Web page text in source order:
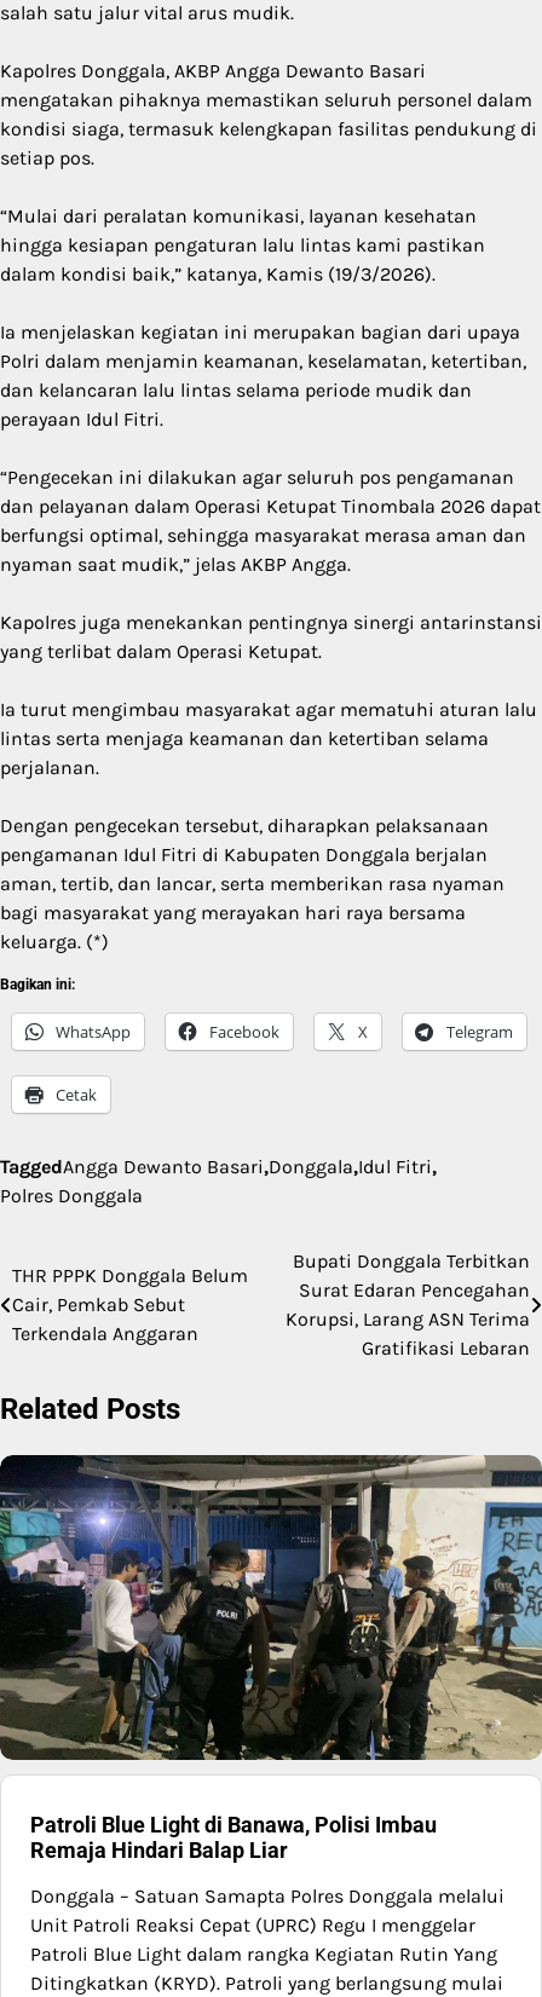
salah satu jalur vital arus mudik.
Kapolres Donggala, AKBP Angga Dewanto Basari
mengatakan pihaknya memastikan seluruh personel dalam
kondisi siaga, termasuk kelengkapan fasilitas pendukung di
setiap pos.
“Mulai dari peralatan komunikasi, layanan kesehatan
hingga kesiapan pengaturan lalu lintas kami pastikan
dalam kondisi baik,” katanya, Kamis (19/3/2026).
Ia menjelaskan kegiatan ini merupakan bagian dari upaya
Polri dalam menjamin keamanan, keselamatan, ketertiban,
dan kelancaran lalu lintas selama periode mudik dan
perayaan Idul Fitri.
“Pengecekan ini dilakukan agar seluruh pos pengamanan
dan pelayanan dalam Operasi Ketupat Tinombala 2026 dapat
berfungsi optimal, sehingga masyarakat merasa aman dan
nyaman saat mudik,” jelas AKBP Angga.
Kapolres juga menekankan pentingnya sinergi antarinstansi
yang terlibat dalam Operasi Ketupat.
Ia turut mengimbau masyarakat agar mematuhi aturan lalu
lintas serta menjaga keamanan dan ketertiban selama
perjalanan.
Dengan pengecekan tersebut, diharapkan pelaksanaan
pengamanan Idul Fitri di Kabupaten Donggala berjalan
aman, tertib, dan lancar, serta memberikan rasa nyaman
bagi masyarakat yang merayakan hari raya bersama
keluarga. (*)
Bagikan ini:
WhatsApp Facebook X Telegram
Cetak
TaggedAngga Dewanto Basari,Donggala,Idul Fitri,
Polres Donggala
Navigasi
pos
THR PPPK Donggala Belum
Cair, Pemkab Sebut
Terkendala Anggaran
Bupati Donggala Terbitkan
Surat Edaran Pencegahan
Korupsi, Larang ASN Terima
Gratifikasi Lebaran
Related Posts
Patroli Blue Light di Banawa, Polisi Imbau
Remaja Hindari Balap Liar
Donggala – Satuan Samapta Polres Donggala melalui
Unit Patroli Reaksi Cepat (UPRC) Regu I menggelar
Patroli Blue Light dalam rangka Kegiatan Rutin Yang
Ditingkatkan (KRYD). Patroli yang berlangsung mulai